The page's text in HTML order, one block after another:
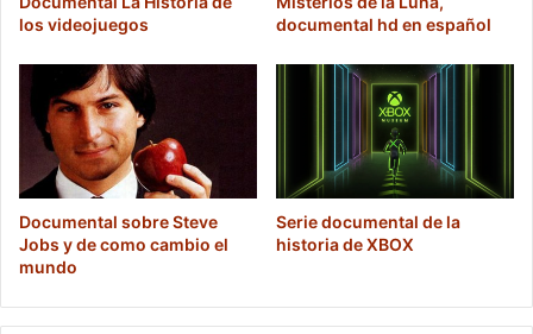
los videojuegos
documental hd en español
Documental sobre Steve
Jobs y de como cambio el
mundo
Serie documental de la
historia de XBOX